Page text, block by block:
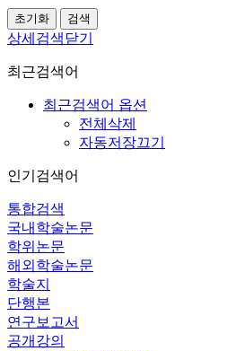
상세검색닫기
최근검색어
최근검색어 옵션
전체삭제
자동저장끄기
인기검색어
통합검색
국내학술논문
학위논문
해외학술논문
학술지
단행본
연구보고서
공개강의